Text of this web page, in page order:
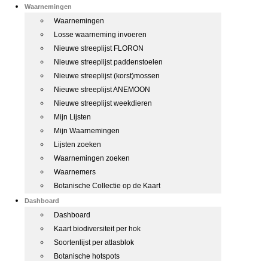
Waarnemingen
Waarnemingen
Losse waarneming invoeren
Nieuwe streeplijst FLORON
Nieuwe streeplijst paddenstoelen
Nieuwe streeplijst (korst)mossen
Nieuwe streeplijst ANEMOON
Nieuwe streeplijst weekdieren
Mijn Lijsten
Mijn Waarnemingen
Lijsten zoeken
Waarnemingen zoeken
Waarnemers
Botanische Collectie op de Kaart
Dashboard
Dashboard
Kaart biodiversiteit per hok
Soortenlijst per atlasblok
Botanische hotspots